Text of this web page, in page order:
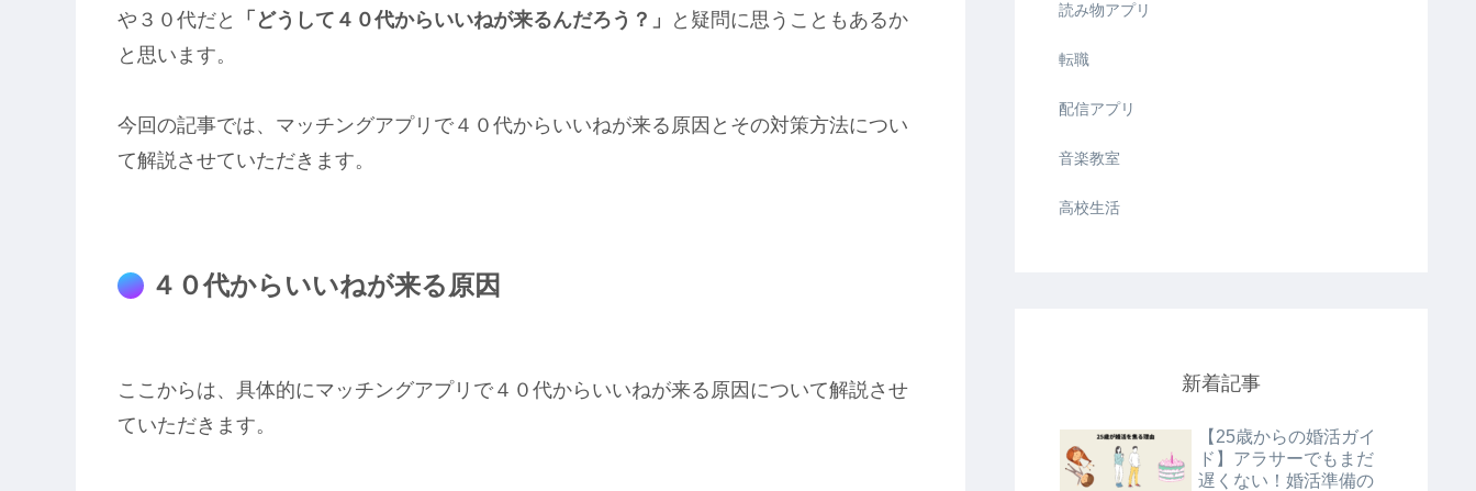
や３０代だと
「どうして４０代からいいねが来るんだろう？」
と疑問に思うこともあるか
と思います。
今回の記事では、マッチングアプリで４０代からいいねが来る原因とその対策方法につい
て解説させていただきます。
４０代からいいねが来る原因
ここからは、具体的にマッチングアプリで４０代からいいねが来る原因について解説させ
ていただきます。
読み物アプリ
転職
配信アプリ
音楽教室
高校生活
新着記事
【25歳からの婚活ガイ
ド】アラサーでもまだ
遅くない！婚活準備の